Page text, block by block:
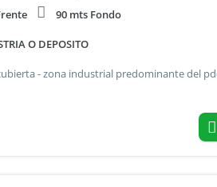
90 mts Fondo
O DEPOSITO